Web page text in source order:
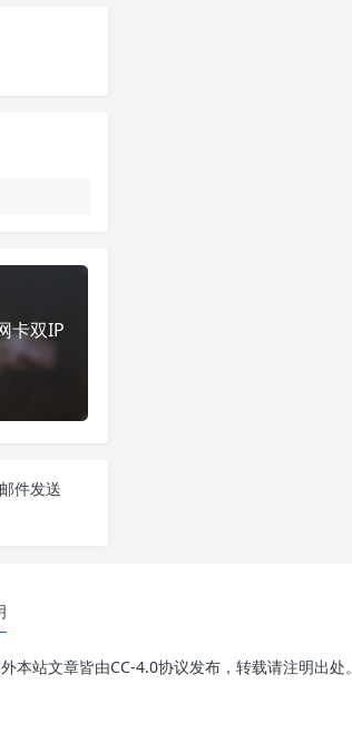
卡双IP
件发送
本站文章皆由CC-4.0协议发布，转载请注明出处。